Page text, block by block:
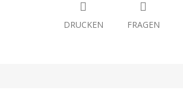
DRUCKEN FRAGEN